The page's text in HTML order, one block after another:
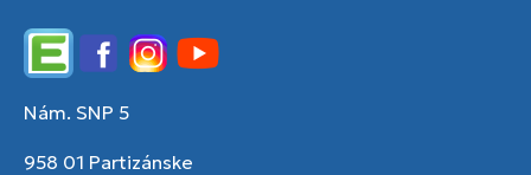
EdupageFacebookInstagram
YouTube
Nám. SNP 5
958 01 Partizánske